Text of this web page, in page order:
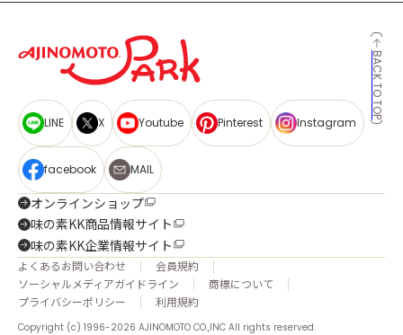
BACK TO TOP
LINE X Youtube Pinterest Instagram
facebook MAIL
オンラインショップ
味の素KK商品情報サイト
味の素KK企業情報サイト
よくあるお問い合わせ
会員規約
ソーシャルメディアガイドライン
商標について
プライバシーポリシー
利用規約
Copyright (c) 1996-2026 AJINOMOTO CO.,INC All rights reserved.